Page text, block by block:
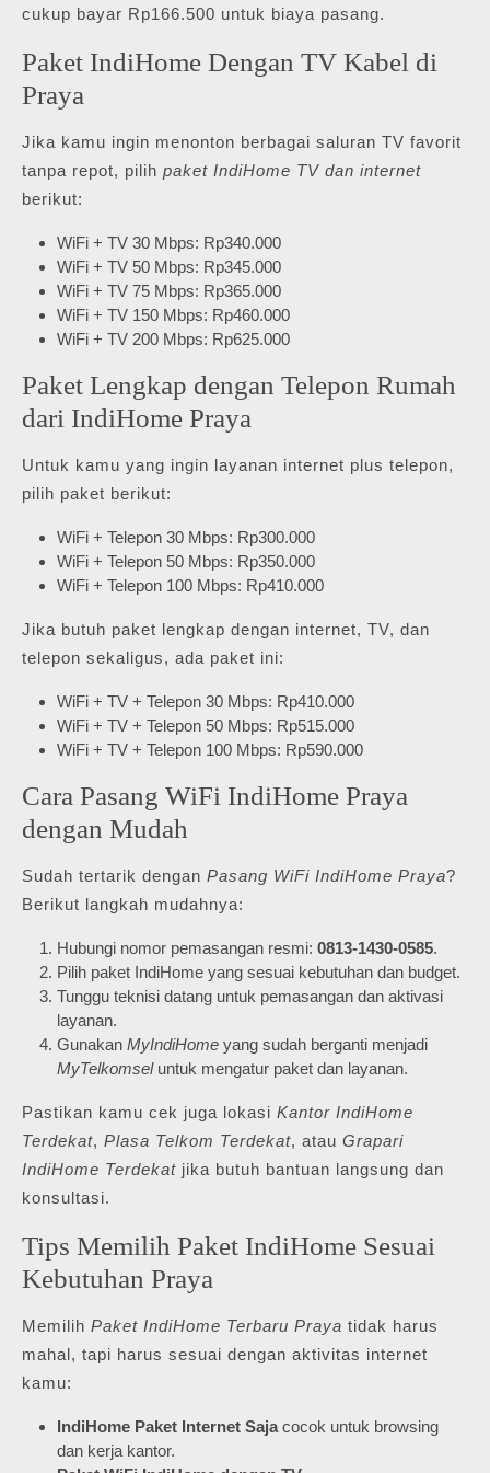
cukup bayar Rp166.500 untuk biaya pasang.
Paket IndiHome Dengan TV Kabel di
Praya
Jika kamu ingin menonton berbagai saluran TV favorit
tanpa repot, pilih paket IndiHome TV dan internet
berikut:
WiFi + TV 30 Mbps: Rp340.000
WiFi + TV 50 Mbps: Rp345.000
WiFi + TV 75 Mbps: Rp365.000
WiFi + TV 150 Mbps: Rp460.000
WiFi + TV 200 Mbps: Rp625.000
Paket Lengkap dengan Telepon Rumah
dari IndiHome Praya
Untuk kamu yang ingin layanan internet plus telepon,
pilih paket berikut:
WiFi + Telepon 30 Mbps: Rp300.000
WiFi + Telepon 50 Mbps: Rp350.000
WiFi + Telepon 100 Mbps: Rp410.000
Jika butuh paket lengkap dengan internet, TV, dan
telepon sekaligus, ada paket ini:
WiFi + TV + Telepon 30 Mbps: Rp410.000
WiFi + TV + Telepon 50 Mbps: Rp515.000
WiFi + TV + Telepon 100 Mbps: Rp590.000
Cara Pasang WiFi IndiHome Praya
dengan Mudah
Sudah tertarik dengan Pasang WiFi IndiHome Praya?
Berikut langkah mudahnya:
Hubungi nomor pemasangan resmi: 0813-1430-0585.
Pilih paket IndiHome yang sesuai kebutuhan dan budget.
Tunggu teknisi datang untuk pemasangan dan aktivasi
layanan.
Gunakan MyIndiHome yang sudah berganti menjadi
MyTelkomseluntuk mengatur paket dan layanan.
Pastikan kamu cek juga lokasi Kantor IndiHome
Terdekat, Plasa Telkom Terdekat, atau Grapari
IndiHome Terdekat jika butuh bantuan langsung dan
konsultasi.
Tips Memilih Paket IndiHome Sesuai
Kebutuhan Praya
Memilih Paket IndiHome Terbaru Praya tidak harus
mahal, tapi harus sesuai dengan aktivitas internet
kamu:
IndiHome Paket Internet Sajacocok untuk browsing
dan kerja kantor.